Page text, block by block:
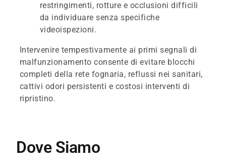
restringimenti, rotture e occlusioni difficili
da individuare senza specifiche
videoispezioni.
Intervenire tempestivamente ai primi segnali di
malfunzionamento consente di evitare blocchi
completi della rete fognaria, reflussi nei sanitari,
cattivi odori persistenti e costosi interventi di
ripristino.
Dove Siamo